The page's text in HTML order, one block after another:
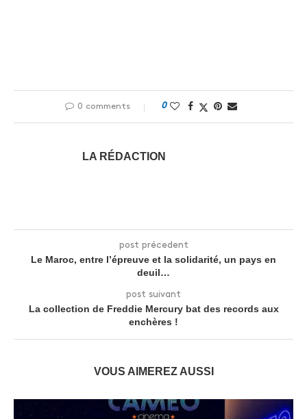
0 comments 0
LA RÉDACTION
post précedent
Le Maroc, entre l’épreuve et la solidarité, un pays en
deuil…
post suivant
La collection de Freddie Mercury bat des records aux
enchères !
VOUS AIMEREZ AUSSI